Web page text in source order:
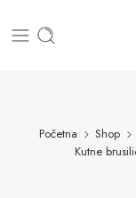
Početna Shop
Kutne